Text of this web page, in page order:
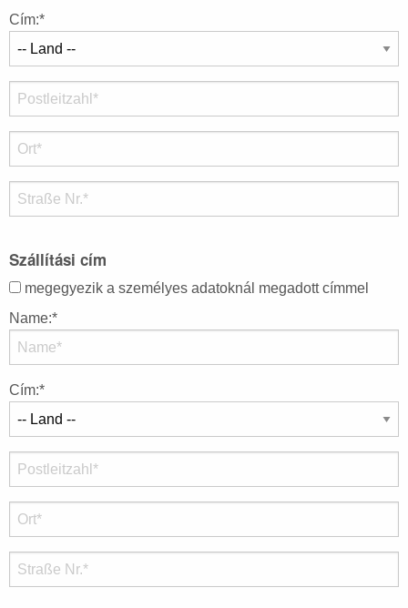
Cím:*
Szállítási cím
megegyezik a személyes adatoknál megadott címmel
Name:*
Cím:*